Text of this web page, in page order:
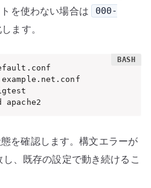
を使わない場合は
000-
ます。
を確認します。構文エラーが
、既存の設定で動き続けるこ